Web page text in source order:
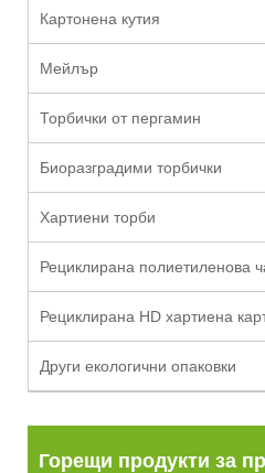
Картонена кутия
Мейлър
Торбички от пергамин
Биоразградими торбички
Хартиени торби
Рециклирана полиетиленова
Рециклирана HD хартиена
Други екологични опаковки
Горещи продукти за